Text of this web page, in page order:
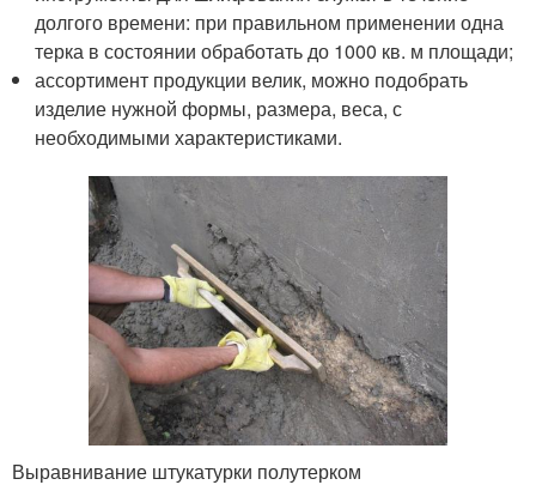
долгого времени: при правильном применении одна
терка в состоянии обработать до 1000 кв. м площади;
ассортимент продукции велик, можно подобрать
изделие нужной формы, размера, веса, с
необходимыми характеристиками.
Выравнивание штукатурки полутерком